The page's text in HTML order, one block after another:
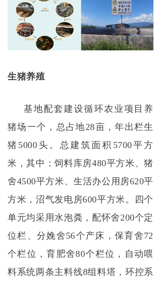
生猪养殖
基地配套建设循环农业项目养
猪场一个，总占地28亩，年出栏生
猪5000头。总建筑面积5700平方
米，其中：饲料库房480平方米、猪
舍4500平方米、生活办公用房620平
方米，沼气发电房600平方米。四个
单元均采用水泡粪，配怀舍200个定
位栏、分娩舍56个产床，保育舍72
个栏位，育肥舍80个栏位，自动喂
料系统两条主料线8组料塔，环控系